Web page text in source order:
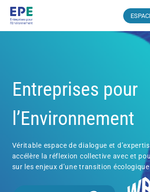
Entreprises pour
l’Environnement
Véritable espace de dialogue et
accélère la réflexion collective avec et
sur les enjeux d’une transition